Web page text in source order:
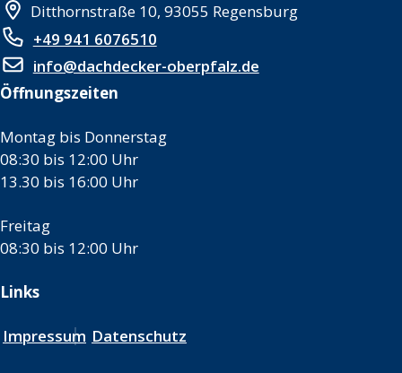
Ditthornstraße 10, 93055 Regensburg
+49 941 6076510
info@dachdecker-oberpfalz.de
Öffnungszeiten
Montag bis Donnerstag
08:30 bis 12:00 Uhr
13.30 bis 16:00 Uhr
Freitag
08:30 bis 12:00 Uhr
Links
Impressum Datenschutz